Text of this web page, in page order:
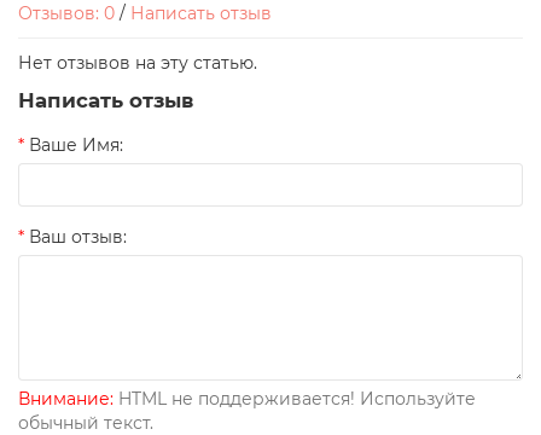
Отзывов: 0 / Написать отзыв
Нет отзывов на эту статью.
Написать отзыв
Ваше Имя:
Ваш отзыв:
Внимание: HTML не поддерживается! Используйте
обычный текст.